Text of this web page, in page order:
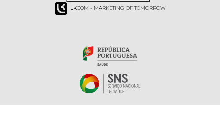
LKCOM - MARKETING OF TOMORROW